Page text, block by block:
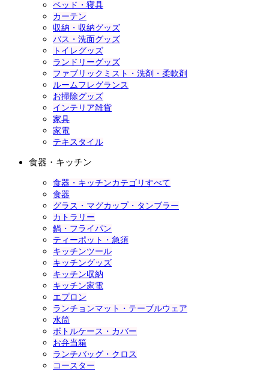
ベッド・寝具
カーテン
収納・収納グッズ
バス・洗面グッズ
トイレグッズ
ランドリーグッズ
ファブリックミスト・洗剤・柔軟剤
ルームフレグランス
お掃除グッズ
インテリア雑貨
家具
家電
テキスタイル
食器・キッチン
食器・キッチンカテゴリすべて
食器
グラス・マグカップ・タンブラー
カトラリー
鍋・フライパン
ティーポット・急須
キッチンツール
キッチングッズ
キッチン収納
キッチン家電
エプロン
ランチョンマット・テーブルウェア
水筒
ボトルケース・カバー
お弁当箱
ランチバッグ・クロス
コースター